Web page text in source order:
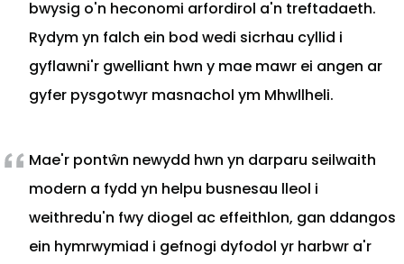
bwysig o'n heconomi arfordirol a'n treftadaeth.
Rydym yn falch ein bod wedi sicrhau cyllid i
gyflawni'r gwelliant hwn y mae mawr ei angen ar
gyfer pysgotwyr masnachol ym Mhwllheli.
Mae'r pontŵn newydd hwn yn darparu seilwaith
modern a fydd yn helpu busnesau lleol i
weithredu'n fwy diogel ac effeithlon, gan ddangos
ein hymrwymiad i gefnogi dyfodol yr harbwr a'r